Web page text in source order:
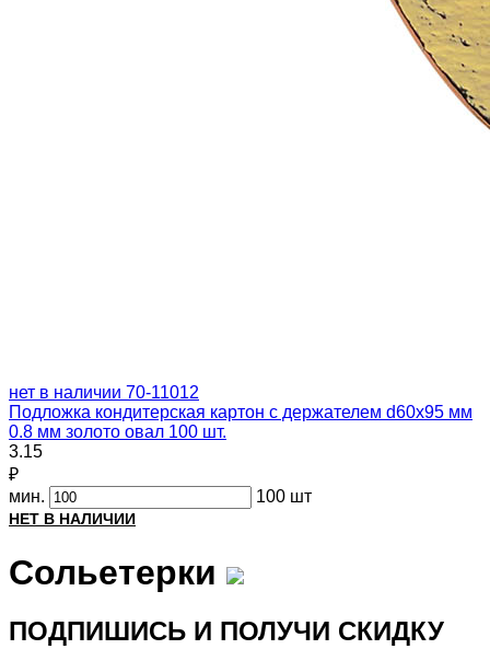
нет в наличии 70-11012
Подложка кондитерская картон с держателем d60х95 мм
0.8 мм золото овал 100 шт.
3.15
₽
мин.
100 шт
НЕТ В НАЛИЧИИ
Сольетерки
ПОДПИШИСЬ И ПОЛУЧИ СКИДКУ